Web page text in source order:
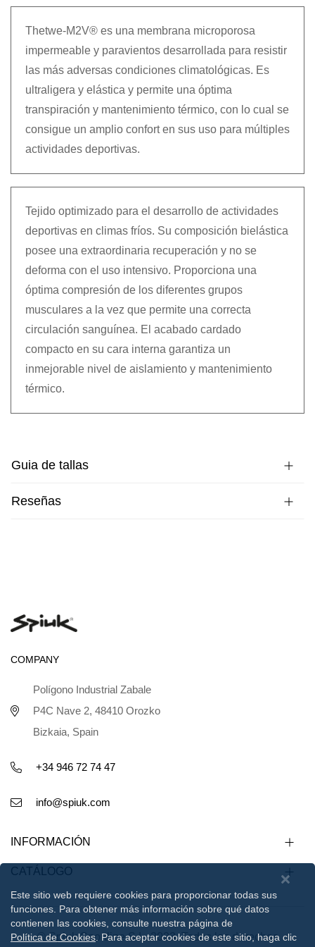
Thetwe-M2V® es una membrana microporosa
impermeable y paravientos desarrollada para resistir
las más adversas condiciones climatológicas. Es
ultraligera y elástica y permite una óptima
transpiración y mantenimiento térmico, con lo cual se
consigue un amplio confort en sus uso para múltiples
actividades deportivas.
Tejido optimizado para el desarrollo de actividades
deportivas en climas fríos. Su composición bielástica
posee una extraordinaria recuperación y no se
deforma con el uso intensivo. Proporciona una
óptima compresión de los diferentes grupos
musculares a la vez que permite una correcta
circulación sanguínea. El acabado cardado
compacto en su cara interna garantiza un
inmejorable nivel de aislamiento y mantenimiento
térmico.
Guia de tallas
Reseñas
COMPANY
Polígono Industrial Zabale
P4C Nave 2, 48410 Orozko
Bizkaia, Spain
+34 946 72 74 47
info@spiuk.com
INFORMACIÓN
CATÁLOGO
© Spiuk Sportline S.L. 2023. Todos los derechos
Este sitio web requiere cookies para proporcionar todas sus
funciones. Para obtener más información sobre qué datos
contienen las cookies, consulte nuestra página de
Política de Cookies . Para aceptar cookies de este sitio, haga clic